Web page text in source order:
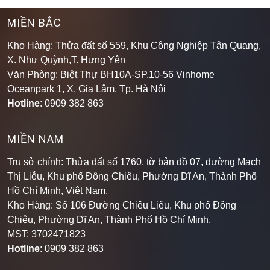
MIỀN BẮC
Kho Hàng: Thửa đất số 559, Khu Công Nghiệp Tân Quang,
X. Như Quỳnh,T. Hưng Yên
Văn Phòng: Biệt Thự BH10A-SP.10-56 Vinhome
Oceanpark 1, X. Gia Lâm, Tp. Hà Nội
Hotline: 0909 382 863
MIỀN NAM
Trụ sở chính: Thửa đất số 1760, tờ bản đồ 07, đường Mạch
Thị Liễu, Khu phố Đông Chiêu, Phường Dĩ An, Thành Phố
Hồ Chí Minh, Việt Nam.
Kho Hàng: Số 106 Đường Chiêu Liêu, Khu phố Đông
Chiêu, Phường Dĩ An, Thành Phố Hồ Chí Minh.
MST: 3702471823
Hotline: 0909 382 863